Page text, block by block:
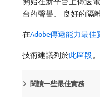
台的聲譽。 良好的隔
在Adobe傳遞能力最佳
技術建議列於此區段。
閱讀一些最佳實務